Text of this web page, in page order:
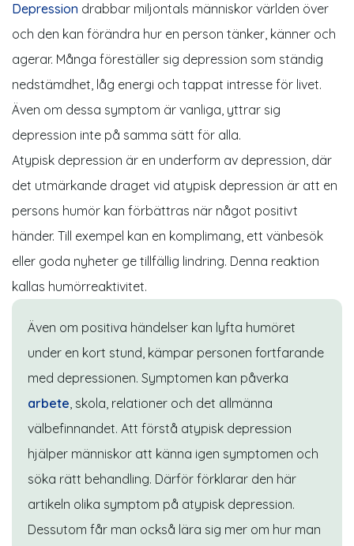
Depression drabbar miljontals människor världen över
och den kan förändra hur en person tänker, känner och
agerar. Många föreställer sig depression som ständig
nedstämdhet, låg energi och tappat intresse för livet.
Även om dessa symptom är vanliga, yttrar sig
depression inte på samma sätt för alla.
Atypisk depression är en underform av depression, där
det utmärkande draget vid atypisk depression är att en
persons humör kan förbättras när något positivt
händer. Till exempel kan en komplimang, ett vänbesök
eller goda nyheter ge tillfällig lindring. Denna reaktion
kallas humörreaktivitet.
Även om positiva händelser kan lyfta humöret
under en kort stund, kämpar personen fortfarande
med depressionen. Symptomen kan påverka
arbete, skola, relationer och det allmänna
välbefinnandet. Att förstå atypisk depression
hjälper människor att känna igen symptomen och
söka rätt behandling. Därför förklarar den här
artikeln olika symptom på atypisk depression.
Dessutom får man också lära sig mer om hur man